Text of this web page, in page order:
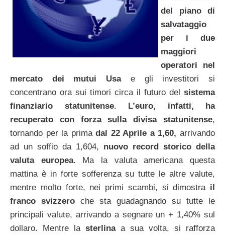
del piano di
salvataggio
per i due
maggiori
operatori nel
mercato dei mutui Usae gli investitori si
concentrano ora sui timori circa il futuro del sistema
finanziario statunitense.
L’euro, infatti, ha
recuperato con forza sulla divisa statunitense,
tornando per la primadal 22 Aprile a 1,60, arrivando
ad un soffio da 1,604, nuovo record storico della
valuta europea. Ma la valuta americana questa
mattina è in forte sofferenza su tutte le altre valute,
mentre molto forte, nei primi scambi, si dimostra il
franco svizzero che sta guadagnando su tutte le
principali valute, arrivando a segnare un + 1,40% sul
dollaro. Mentre la sterlinaa sua volta, si rafforza